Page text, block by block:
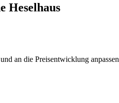
Heselhaus
an die Preisentwicklung anpassen